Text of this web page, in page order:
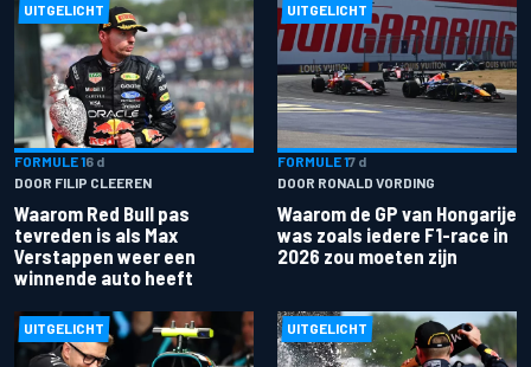
UITGELICHT
FORMULE 16 d
DOOR FILIP CLEEREN
Waarom Red Bull pas
tevreden is als Max
Verstappen weer een
winnende auto heeft
UITGELICHT
FORMULE 17 d
DOOR RONALD VORDING
Waarom de GP van Hongarije
was zoals iedere F1-race in
2026 zou moeten zijn
UITGELICHT UITGELICHT